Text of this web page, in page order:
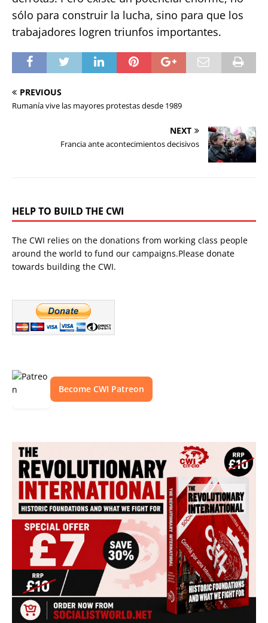
sólo para construir la lucha, sino para que los
trabajadores logren triunfos importantes.
PREVIOUS
Rumanía vive las mayores protestas desde 1989
NEXT
Francia ante acontecimientos decisivos
HELP TO BUILD THE CWI
The CWI relies on the donations from working class people
around the world to fund our campaigns.Please donate
towards building the CWI.
Become CWI Patreon